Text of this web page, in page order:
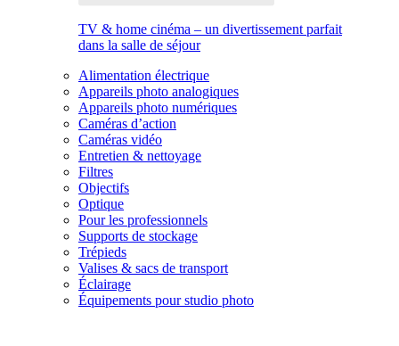
TV & home cinéma – un divertissement parfait
dans la salle de séjour
Alimentation électrique
Appareils photo analogiques
Appareils photo numériques
Caméras d’action
Caméras vidéo
Entretien & nettoyage
Filtres
Objectifs
Optique
Pour les professionnels
Supports de stockage
Trépieds
Valises & sacs de transport
Éclairage
Équipements pour studio photo